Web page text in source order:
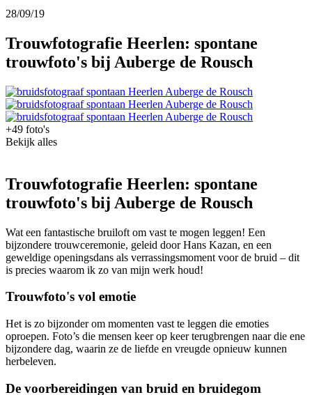
28/09/19
Trouwfotografie Heerlen: spontane
trouwfoto's bij Auberge de Rousch
+49 foto's
Bekijk alles
Trouwfotografie Heerlen: spontane
trouwfoto's bij Auberge de Rousch
Wat een fantastische bruiloft om vast te mogen leggen! Een
bijzondere trouwceremonie, geleid door Hans Kazan, en een
geweldige openingsdans als verrassingsmoment voor de bruid – dit
is precies waarom ik zo van mijn werk houd!
Trouwfoto's vol emotie
Het is zo bijzonder om momenten vast te leggen die emoties
oproepen. Foto’s die mensen keer op keer terugbrengen naar die ene
bijzondere dag, waarin ze de liefde en vreugde opnieuw kunnen
herbeleven.
De voorbereidingen van bruid en bruidegom